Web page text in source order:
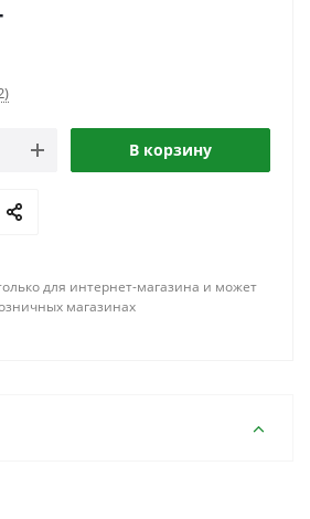
В корзину
для интернет-магазина и может
магазинах